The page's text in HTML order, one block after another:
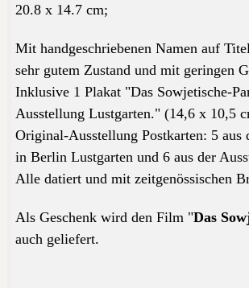
20.8 x 14.7 cm;
Mit handgeschriebenen Namen auf
sehr gutem Zustand und mit geringen
Inklusive 1 Plakat "Das Sowjetische-
Ausstellung Lustgarten." (14,6 x 10,5
Original-Ausstellung Postkarten: 5 aus
in Berlin Lustgarten und 6 aus der
Alle datiert und mit zeitgenössischen
Als Geschenk wird den Film "Das
auch geliefert.